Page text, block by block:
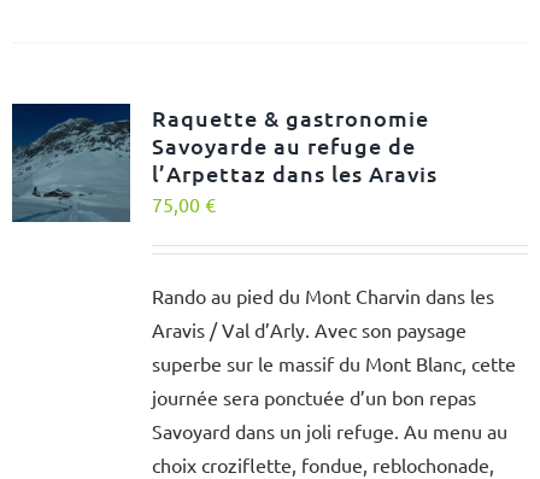
Raquette & gastronomie
Savoyarde au refuge de
l’Arpettaz dans les Aravis
75,00 €
Rando au pied du Mont Charvin dans les
Aravis / Val d’Arly. Avec son paysage
superbe sur le massif du Mont Blanc, cette
journée sera ponctuée d’un bon repas
Savoyard dans un joli refuge. Au menu au
choix croziflette, fondue, reblochonade,